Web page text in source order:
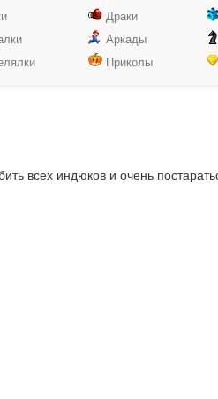
Драки
Аркады
Приколы
всех индюков и очень